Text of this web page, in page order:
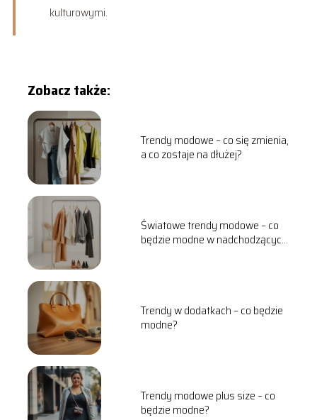
kulturowymi.
Zobacz także:
Trendy modowe – co się zmienia,
a co zostaje na dłużej?
Światowe trendy modowe – co
będzie modne w nadchodzących
Trendy w dodatkach – co będzie
modne?
Trendy modowe plus size – co
będzie modne?